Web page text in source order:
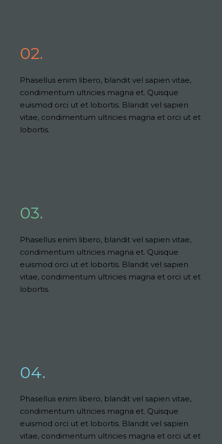
02.
Phasellus enim libero, blandit vel sapien vitae,
condimentum ultricies magna et. Quisque
euismod orci ut et lobortis. Blandit vel sapien
vitae, condimentum ultricies magna et orci ut et
lobortis.
03.
Phasellus enim libero, blandit vel sapien vitae,
condimentum ultricies magna et. Quisque
euismod orci ut et lobortis. Blandit vel sapien
vitae, condimentum ultricies magna et orci ut et
lobortis.
04.
Phasellus enim libero, blandit vel sapien vitae,
condimentum ultricies magna et. Quisque
euismod orci ut et lobortis. Blandit vel sapien
vitae, condimentum ultricies magna et orci ut et